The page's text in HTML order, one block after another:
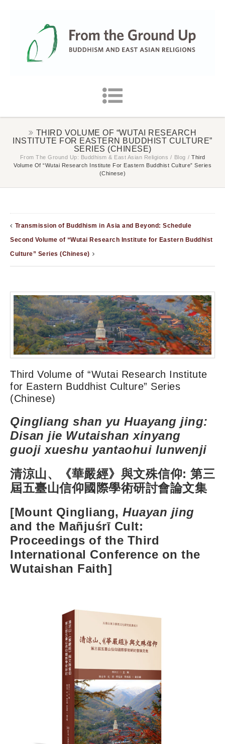
THIRD VOLUME OF “WUTAI RESEARCH
INSTITUTE FOR EASTERN BUDDHIST CULTURE”
SERIES (CHINESE)
From The Ground Up: Buddhism & East Asian Religions / Blog / Third
Volume Of “Wutai Research Institute For Eastern Buddhist Culture” Series
(Chinese)
Transmission of Buddhism in Asia and Beyond: Schedule
Second Volume of “Wutai Research Institute for Eastern Buddhist
Culture” Series (Chinese)
Third Volume of “Wutai Research Institute
for Eastern Buddhist Culture” Series
(Chinese)
Qingliang shan yu Huayang jing:
Disan jie Wutaishan xinyang
guoji xueshu yantaohui lunwenji
清涼山、《華嚴經》與文殊信仰: 第三
屆五臺山信仰國際學術研討會論文集
[Mount Qingliang, Huayan jing
and the Mañjuśrī Cult:
Proceedings of the Third
International Conference on the
Wutaishan Faith]